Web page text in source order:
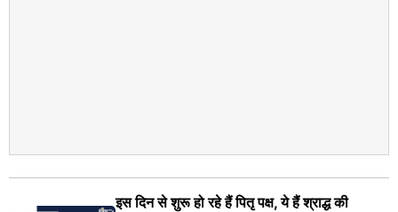
इस दिन से शुरू हो रहे हैं पितृ पक्ष, ये हैं श्राद्ध की